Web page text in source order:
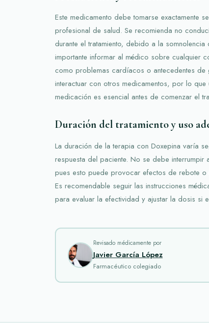
Este medicamento debe tomarse exactamente
profesional de salud. Se recomienda no
durante el tratamiento, debido a la somnolencia
importante informar al médico sobre cualquier
como problemas cardíacos o antecedentes de
interactuar con otros medicamentos, por lo
medicación es esencial antes de comenzar el
Duración del tratamiento y uso
La duración de la terapia con Doxepina varía
respuesta del paciente. No se debe interrumpir
pues esto puede provocar efectos de rebote o
Es recomendable seguir las instrucciones
para evaluar la efectividad y ajustar la dosis si
Revisado médicamente por
Javier García López
Farmacéutico colegiado